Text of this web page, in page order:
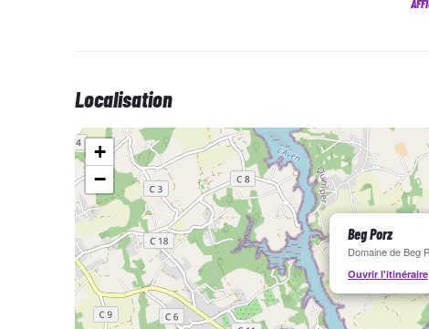
Localisation
Beg Porz
Domaine de Beg
Ouvrir l'itinéraire
+
−